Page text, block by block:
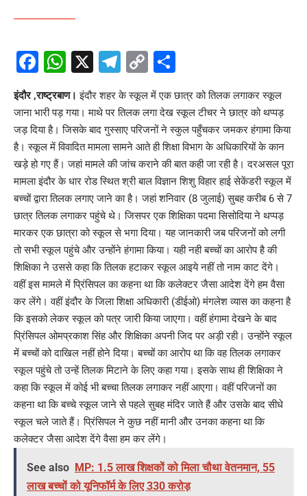
Facebook
WhatsApp
X Telegram
Copy
Link
इंदौर ,राष्ट्रबाण। इंदौर शहर के स्कूल में एक छात्र को तिलक लगाकर स्कूल
जाना भारी पड़ गया। माथे पर तिलक लगा देख स्कूल टीचर ने छात्र को थप्पड़
जड़ दिया है। जिसके बाद गुस्साए परिजनों ने स्कुल पहुँचकर जमकर हंगामा किया
है। स्कूल में विवादित मामला सामने आते ही शिक्षा विभाग के अधिकारियों के कान
खड़े हो गए हैं। जहां मामले की जांच कराने की बात कही जा रही है। दरअसल पूरा
मामला इंदौर के धार रोड स्थित श्री बाल विज्ञान शिशु विहार हाई सेकेंडरी स्कूल में
बच्चों द्वारा तिलक लगाए जाने का है। जहां शनिवार (8 जुलाई) सुबह करीब 6 से 7
छात्र तिलक लगाकर पहुंचे थे। जिसपर एक शिक्षिका पदमा सिसोदिया ने थप्पड़
मारकर एक छात्रा को स्कूल से भगा दिया। यह जानकारी जब परिजनों को लगी
तो सभी स्कूल पहुंचे और उन्होंने हंगामा किया। यही नही बच्चों का आरोप है की
शिक्षिका ने उससे कहा कि तिलक हटाकर स्कूल आइये नहीं तो नाम काट देंगे।
वहीं इस मामले में प्रिंसिपल का कहना था कि कलेक्टर जैसा आदेश देंगे हम वैसा
कर लेंगे। वहीं इंदौर के जिला शिक्षा अधिकारी (डीईओ) मंगलेश व्यास का कहना है
कि इसको लेकर स्कूल को पत्र जारी किया जाएगा। वहीं हंगामा देखने के बाद
प्रिंसिपल ओमप्रकाश सिंह और शिक्षिका अपनी जिद पर अड़ी रही। उन्होंने स्कूल
में बच्चों को दाखिल नहीं होने दिया। बच्चों का आरोप था कि वह तिलक लगाकर
स्कूल पहुंचे तो उन्हें तिलक मिटाने के लिए कहा गया। इसके साथ ही शिक्षिका ने
कहा कि स्कूल में कोई भी बच्चा तिलक लगाकर नहीं आएगा। वहीं परिजनों का
कहना था कि बच्चे स्कूल जाने से पहले सुबह मंदिर जाते हैं और उसके बाद सीधे
स्कूल चले जाते हैं। प्रिंसिपल ने कुछ नहीं मानी और उनका कहना था कि
कलेक्टर जैसा आदेश देंगे वैसा हम कर लेंगे।
See also MP: 1.5 लाख शिक्षकों को मिला चौथा वेतनमान, 55
लाख बच्चों को यूनिफॉर्म के लिए 330 करोड़